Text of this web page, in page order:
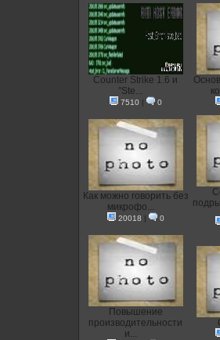
Counter Strike 1.6 и
"Ste...
7510 | 0
Как можно говорить без
микрофо...
20018 | 0
Повышение
производительности
и...